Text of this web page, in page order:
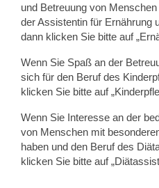
und Betreuung von
der Assistentin für Ernährung
dann klicken Sie bitte auf
Wenn Sie Spaß an der
sich für den Beruf des
klicken Sie bitte auf
Wenn Sie Interesse an der
von Menschen mit
haben und den Beruf des
klicken Sie bitte auf